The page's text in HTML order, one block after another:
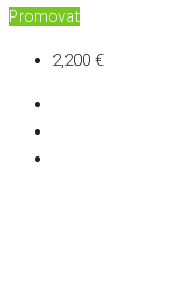
Promovat
2,200 €